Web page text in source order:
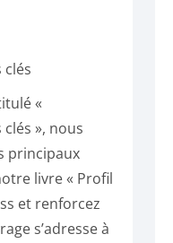
«
», nous
principaux
livre « Profil
et renforcez
s’adresse à